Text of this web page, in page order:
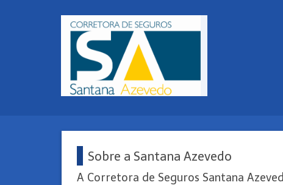
Sobre a Santana Azevedo
A Corretora de Seguros Santana